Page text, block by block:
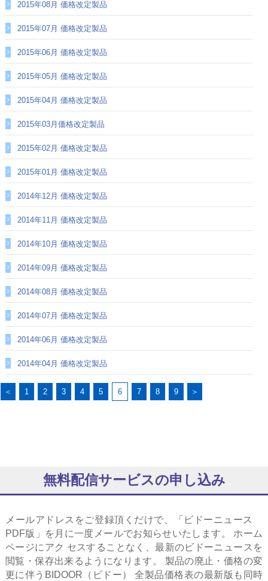
2015年08月 価格改定製品
2015年07月 価格改定製品
2015年06月 価格改定製品
2015年05月 価格改定製品
2015年04月 価格改定製品
2015年03月価格改定製品
2015年02月 価格改定製品
2015年01月 価格改定製品
2014年12月 価格改定製品
2014年11月 価格改定製品
2014年10月 価格改定製品
2014年09月 価格改定製品
2014年08月 価格改定製品
2014年07月 価格改定製品
2014年06月 価格改定製品
2014年04月 価格改定製品
＜ 1 2 3 4 5 6 7 8 9 ＞
無料配信サービスの申し込み
メールアドレスをご登録頂くだけで、「ビドーニュース
PDF版」を月に一度メールでお知らせいたします。 ホーム
ページにアク セスすることなく、最新のビドーニュースを
閲覧・保存出来るようになります。 製品の廃止・価格の変
更に伴うBIDOOR（ビドー） 全製品価格表の最新版も同時